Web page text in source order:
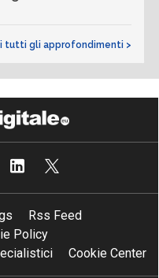
tutti gli approfondimenti >
Rss Feed
Policy
Cookie Center